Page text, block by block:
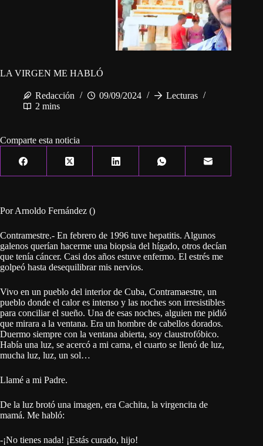
LA VIRGEN ME HABLÓ
Redacción 09/09/2024
Lecturas
2 mins
Comparte esta noticia
Por Arnoldo Fernández ()
Contramestre.- En febrero de 1996 tuve hepatitis. Algunos
galenos querían hacerme una biopsia del hígado, otros decían
que tenía cáncer. Casi dos años estuve enfermo. El estrés me
golpeó hasta desequilibrar mis nervios.
Vivo en un pueblo del interior de Cuba, Contramaestre, un
pueblo donde el calor es intenso y las noches son irresistibles
para conciliar el sueño. Una de esas noches, alguien me pidió
que mirara a la ventana. Era un hombre de cabellos dorados.
Duermo siempre con la ventana abierta, soy claustrofóbico.
Había una luz, se acercó a mi cama, el cuarto se llenó de luz,
mucha luz, luz, un sol…
Llamé a mi Padre.
De la luz brotó una imagen, era Cachita, la virgencita de
mamá. Me habló:
-¡No tienes nada! ¡Estás curado, hijo!